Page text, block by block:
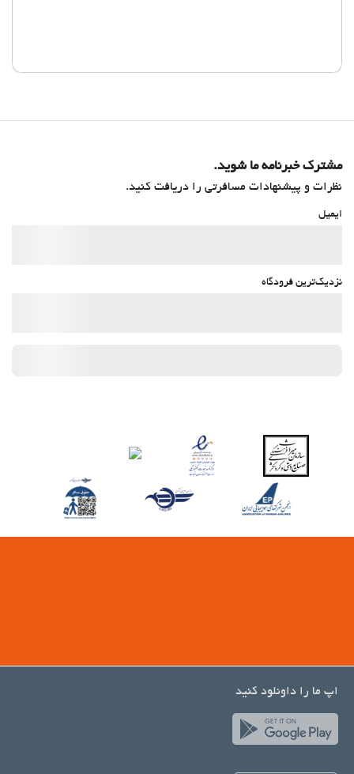
مشترک خبرنامه ما شوید.
نظرات و پیشنهادات مسافرتی را دریافت کنید.
ایمیل
نزدیک‌ترین فرودگاه
اپ ما را داونلود کنید